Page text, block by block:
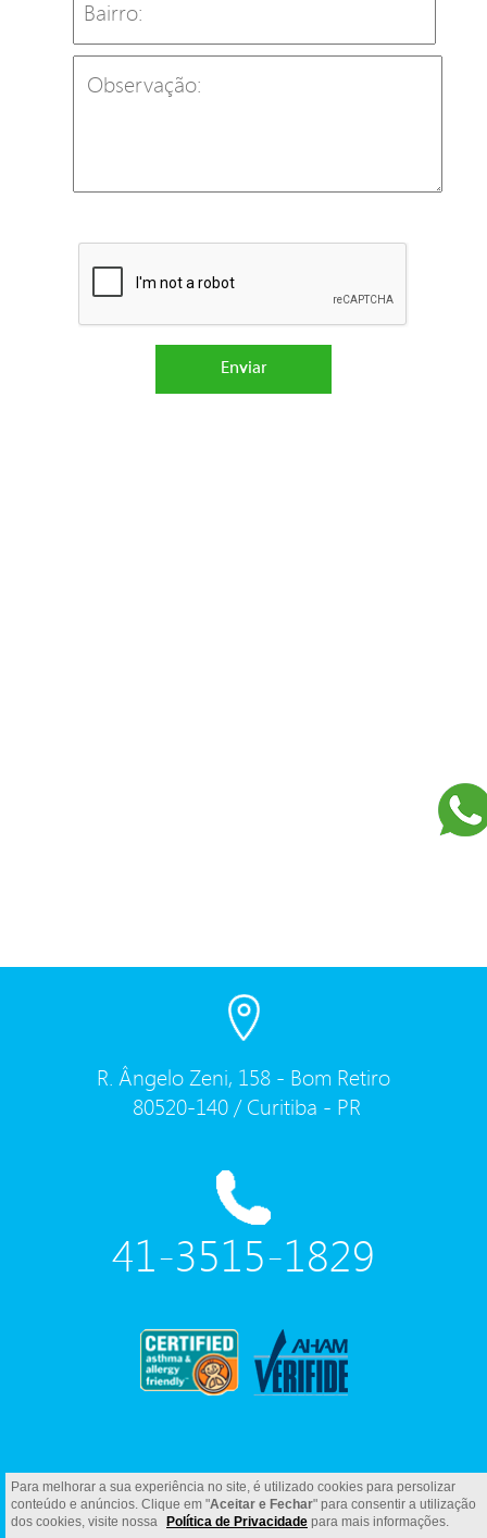
Para melhorar a sua experiência no site, é utilizado cookies para persolizar
conteúdo e anúncios. Clique em "Aceitar e Fechar" para consentir a utilização
dos cookies, visite nossa
Política de Privacidade para mais informações.
R. Ângelo Zeni, 158 - Bom Retiro
80520-140 / Curitiba - PR
41-3515-1829